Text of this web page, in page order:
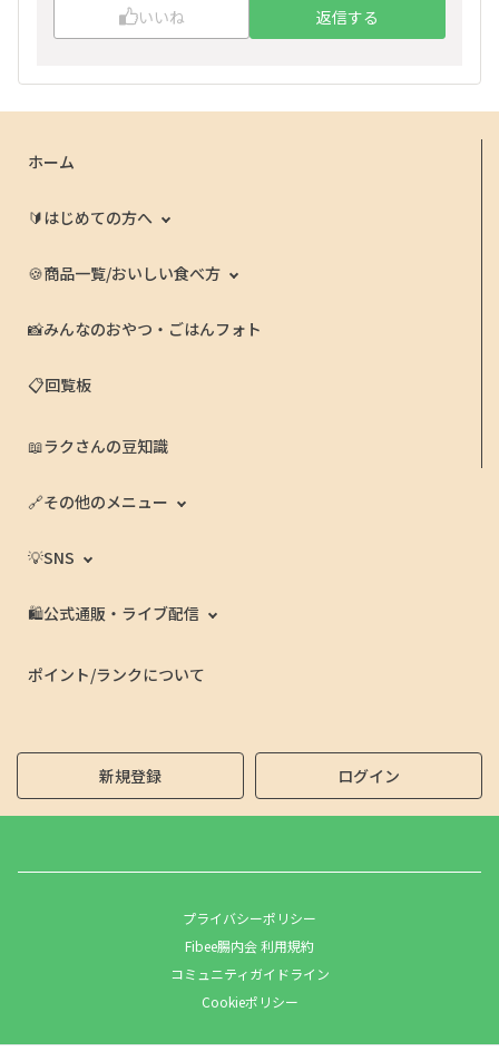
いいね 返信する
ホーム
🔰はじめての方へ
🍪商品一覧/おいしい食べ方
📸みんなのおやつ・ごはんフォト
📋回覧板
📖ラクさんの豆知識
🔗その他のメニュー
💡SNS
🛍️公式通販・ライブ配信
ポイント/ランクについて
新規登録 ログイン
プライバシーポリシー
Fibee腸内会 利用規約
コミュニティガイドライン
Cookieポリシー